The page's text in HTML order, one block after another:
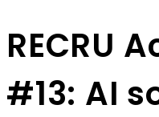
RECRU
#13: AI